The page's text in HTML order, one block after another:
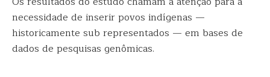
necessidade de inserir povos indígenas —
historicamente sub representados — em bases de
dados de pesquisas genômicas.